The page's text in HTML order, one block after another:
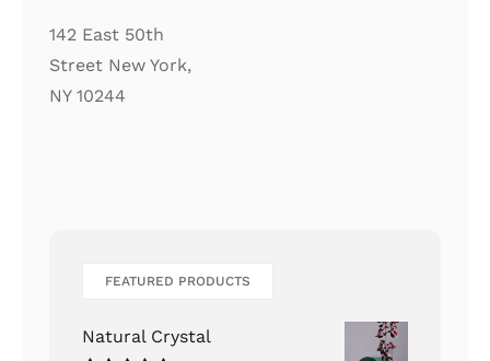
142 East 50th
Street New York,
NY 10244
FEATURED PRODUCTS
Natural Crystal